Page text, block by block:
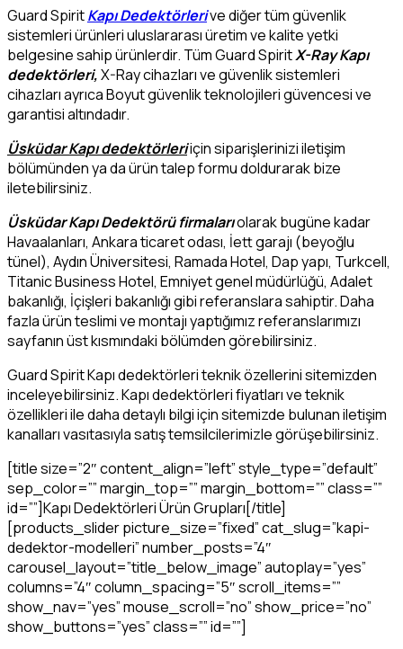
Guard SpiritKapı Dedektörlerive diğer tüm güvenlik
sistemleri ürünleri uluslararası üretim ve kalite yetki
belgesine sahip ürünlerdir. Tüm Guard SpiritX-Ray Kapı
dedektörleri,X-Ray cihazları ve güvenlik sistemleri
cihazları ayrıca Boyut güvenlik teknolojileri güvencesi ve
garantisi altındadır.
Üsküdar Kapı dedektörleriiçin siparişlerinizi iletişim
bölümünden ya da ürün talep formu doldurarak bize
iletebilirsiniz.
Üsküdar Kapı Dedektörü firmalarıolarak bugüne kadar
Havaalanları, Ankara ticaret odası, İett garajı (beyoğlu
tünel), Aydın Üniversitesi, Ramada Hotel, Dap yapı, Turkcell,
Titanic Business Hotel, Emniyet genel müdürlüğü, Adalet
bakanlığı, İçişleri bakanlığı gibi referanslara sahiptir. Daha
fazla ürün teslimi ve montajı yaptığımız referanslarımızı
sayfanın üst kısmındaki bölümden görebilirsiniz.
Guard Spirit Kapı dedektörleri teknik özellerini sitemizden
inceleyebilirsiniz. Kapı dedektörleri fiyatları ve teknik
özellikleri ile daha detaylı bilgi için sitemizde bulunan iletişim
kanalları vasıtasıyla satış temsilcilerimizle görüşebilirsiniz.
[title size=”2″ content_align=”left” style_type=”default”
sep_color=”” margin_top=”” margin_bottom=”” class=””
id=””]Kapı Dedektörleri Ürün Grupları[/title]
[products_slider picture_size=”fixed” cat_slug=”kapi-
dedektor-modelleri” number_posts=”4″
carousel_layout=”title_below_image” autoplay=”yes”
columns=”4″ column_spacing=”5″ scroll_items=””
show_nav=”yes” mouse_scroll=”no” show_price=”no”
show_buttons=”yes” class=”” id=””]